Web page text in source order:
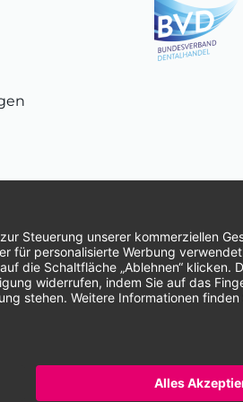
| * Alle Preise zzgl. gesetzlicher Mehrwertsteuer